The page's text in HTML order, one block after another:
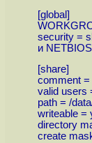
[global]
security =
и NETBIOS
[share]
comment =
valid users
path = /
writeable =
directory
create